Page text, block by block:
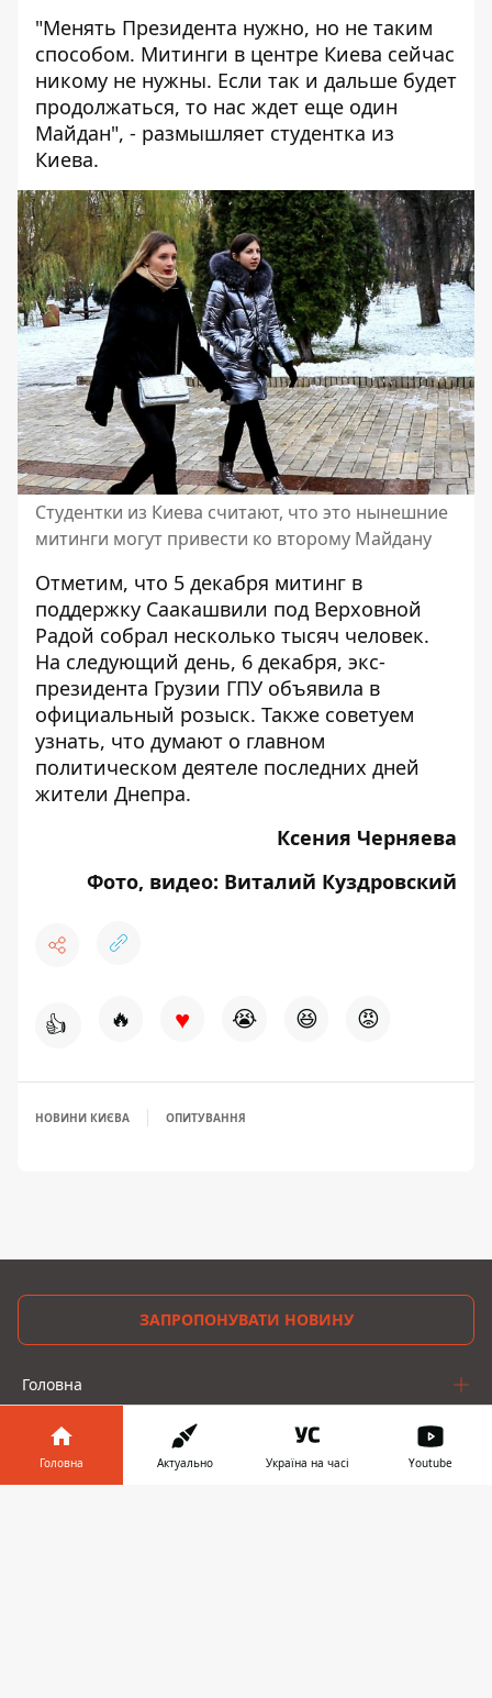
"Менять Президента нужно, но не таким
способом. Митинги в центре Киева сейчас
никому не нужны. Если так и дальше будет
продолжаться, то нас ждет еще один
Майдан", - размышляет студентка из
Киева.
Студентки из Киева считают, что это нынешние
митинги могут привести ко второму Майдану
Отметим, что 5 декабря митинг в
поддержку Саакашвили под Верховной
Радой собрал несколько тысяч человек.
На следующий день, 6 декабря, экс-
президента Грузии ГПУ объявила в
официальный розыск. Также советуем
узнать, что думают о главном
политическом деятеле последних дней
жители Днепра.
Ксения Черняева
Фото, видео: Виталий Куздровский
👍 🔥 ♥ 😭 😆 😡
НОВИНИ КИЄВА ОПИТУВАННЯ
ЗАПРОПОНУВАТИ НОВИНУ
Головна
Про проєкт
Головна Актуально Україна на часі Youtube